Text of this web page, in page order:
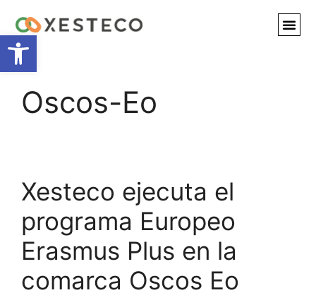
Abrir barra de herramientas
Oscos-Eo
Xesteco ejecuta el
programa Europeo
Erasmus Plus en la
comarca Oscos Eo​